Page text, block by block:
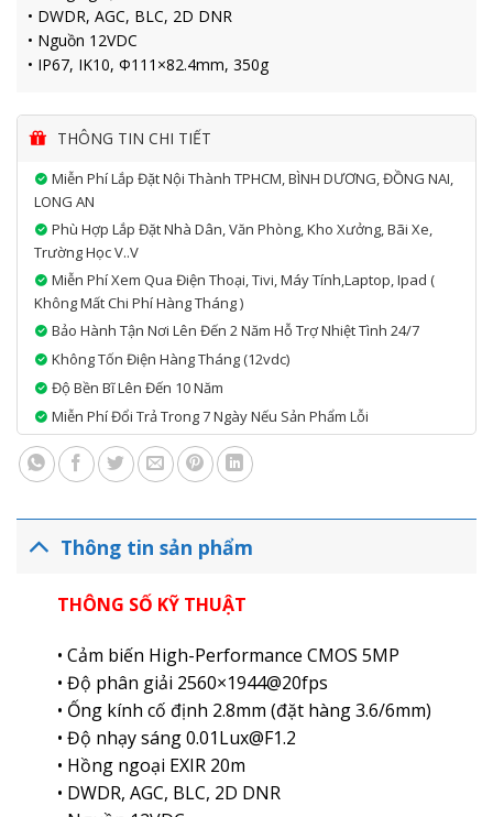
• DWDR, AGC, BLC, 2D DNR
• Nguồn 12VDC
• IP67, IK10, Φ111×82.4mm, 350g
THÔNG TIN CHI TIẾT
Miễn Phí Lắp Đặt Nội Thành TPHCM, BÌNH DƯƠNG, ĐỒNG NAI,
LONG AN
Phù Hợp Lắp Đặt Nhà Dân, Văn Phòng, Kho Xưởng, Bãi Xe,
Trường Học V..v
Miễn Phí Xem Qua Điện Thoại, Tivi, Máy Tính,laptop, Ipad (
Không Mất Chi Phí Hàng Tháng )
Bảo Hành Tận Nơi Lên Đến 2 Năm Hỗ Trợ Nhiệt Tình 24/7
Không Tốn Điện Hàng Tháng (12vdc)
Độ Bền Bĩ Lên Đến 10 Năm
Miễn Phí Đổi Trả Trong 7 Ngày Nếu Sản Phẩm Lỗi
Thông tin sản phẩm
THÔNG SỐ KỸ THUẬT
• Cảm biến High-Performance CMOS 5MP
• Độ phân giải 2560×1944@20fps
• Ống kính cố định 2.8mm (đặt hàng 3.6/6mm)
• Độ nhạy sáng 0.01Lux@F1.2
• Hồng ngoại EXIR 20m
• DWDR, AGC, BLC, 2D DNR